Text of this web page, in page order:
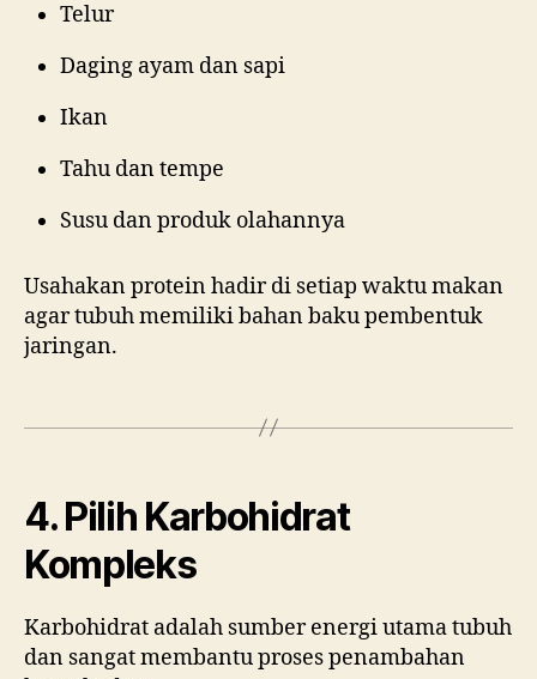
Telur
Daging ayam dan sapi
Ikan
Tahu dan tempe
Susu dan produk olahannya
Usahakan protein hadir di setiap waktu makan
agar tubuh memiliki bahan baku pembentuk
jaringan.
4. Pilih Karbohidrat
Kompleks
Karbohidrat adalah sumber energi utama tubuh
dan sangat membantu proses penambahan